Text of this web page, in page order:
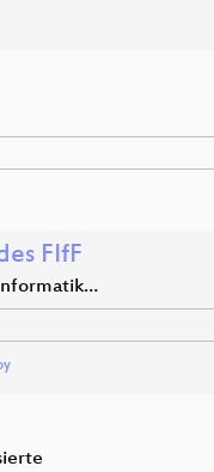
FIfF